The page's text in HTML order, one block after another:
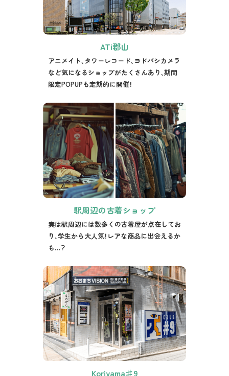
ATi郡山
アニメイト、タワーレコード、ヨドバシカメラ
など気になるショップがたくさんあり、期間
限定POPUPも定期的に開催！
駅周辺の古着ショップ
実は駅周辺には数多くの古着屋が点在してお
り、学生から大人気！レアな商品に出会えるか
も…？
Koriyama♯9